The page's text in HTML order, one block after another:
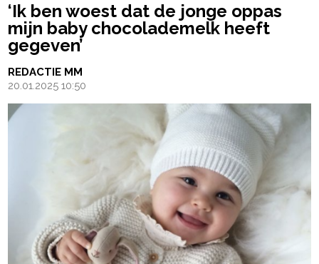
‘Ik ben woest dat de jonge oppas
mijn baby chocolademelk heeft
gegeven’
REDACTIE MM
20.01.2025 10:50